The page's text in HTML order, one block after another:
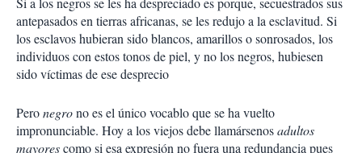
antepasados en tierras africanas, se les redujo a la esclavitud. Si
los esclavos hubieran sido blancos, amarillos o sonrosados, los
individuos con estos tonos de piel, y no los negros, hubiesen
sido víctimas de ese desprecio
Peronegrono es el único vocablo que se ha vuelto
impronunciable. Hoy a los viejos debe llamársenosadultos
mayorescomo si esa expresión no fuera una redundancia pues